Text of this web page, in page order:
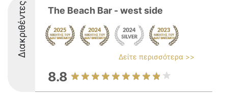
Διακριθέντες The Beach Bar - west side
Δείτε περισσότερα >>
8.8